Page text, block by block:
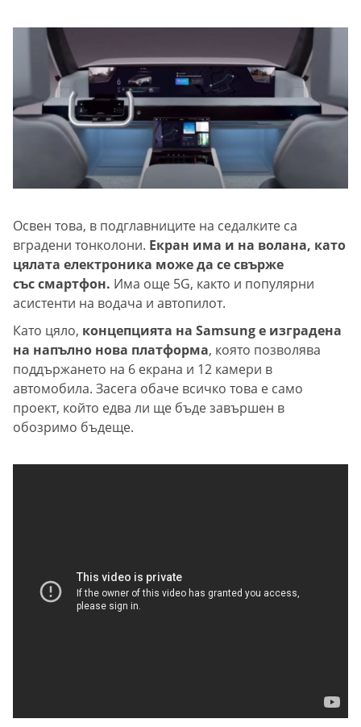
Освен това, в подглавниците на седалките са
вградени тонколони. Екран има и на волана, като
цялата електроника може да се свърже
със смартфон. Има още 5G, както и популярни
асистенти на водача и автопилот.
Като цяло, концепцията на Samsung е изградена
на напълно нова платформа, която позволява
поддържането на 6 екрана и 12 камери в
автомобила. Засега обаче всичко това е само
проект, който едва ли ще бъде завършен в
обозримо бъдеще.